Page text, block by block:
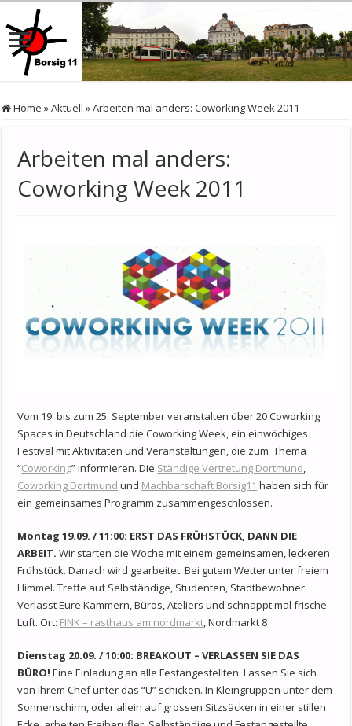
Home »Aktuell »Arbeiten mal anders: Coworking Week 2011
Arbeiten mal anders:
Coworking Week 2011
Vom 19. bis zum 25. September veranstalten über 20 Coworking
Spaces in Deutschland die Coworking Week, ein einwöchiges
Festival mit Aktivitäten und Veranstaltungen, die zum Thema
“Coworking” informieren. Die Ständige Vertretung Dortmund,
Coworking Dortmund und Machbarschaft Borsig11 haben sich für
ein gemeinsames Programm zusammengeschlossen.
Montag 19.09. / 11:00: ERST DAS FRÜHSTÜCK, DANN DIE
ARBEIT.Wir starten die Woche mit einem gemeinsamen, leckeren
Frühstück. Danach wird gearbeitet. Bei gutem Wetter unter freiem
Himmel. Treffe auf Selbständige, Studenten, Stadtbewohner.
Verlasst Eure Kammern, Büros, Ateliers und schnappt mal frische
Luft. Ort: FINK – rasthaus am nordmarkt, Nordmarkt 8
Dienstag 20.09. / 10:00: BREAKOUT – VERLASSEN SIE DAS
BÜRO!Eine Einladung an alle Festangestellten. Lassen Sie sich
von Ihrem Chef unter das “U” schicken. In Kleingruppen unter dem
Sonnenschirm, oder allein auf grossen Sitzsäcken in einer stillen